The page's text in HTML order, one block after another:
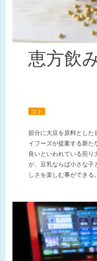
恵方飲
コト
節分に大豆を原料とした
イフーズが提案する新た
良いといわれている煎り
が、豆乳ならば小さな子
しさを楽しむ事ができる。